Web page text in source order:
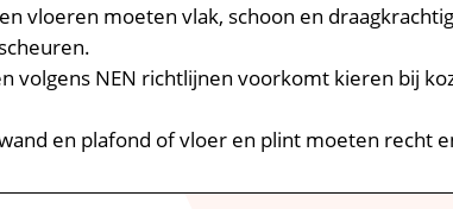
vloeren moeten vlak, schoon en
volgens NEN richtlijnen voorkomt kieren bij
en plafond of vloer en plint moeten recht